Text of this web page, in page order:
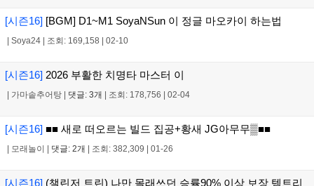
[시즌16] [BGM] D1~M1 SoyaNSun 이 정글 마오카이 하는법
Soya24 조회: 169,158 02-10
[시즌16] 2026 부활한 치명타 마스터 이
가마솥추어탕 댓글: 3개 조회: 178,756 02-04
[시즌16] ■■ 새로 떠오르는 빌드 집공+황새 JG아무무▒■■
모래놀이 댓글: 2개 조회: 382,309 01-26
[시즌16] (챌린저 트린) 나만 몰래쓰던 승률90% 이상 보장 템트리